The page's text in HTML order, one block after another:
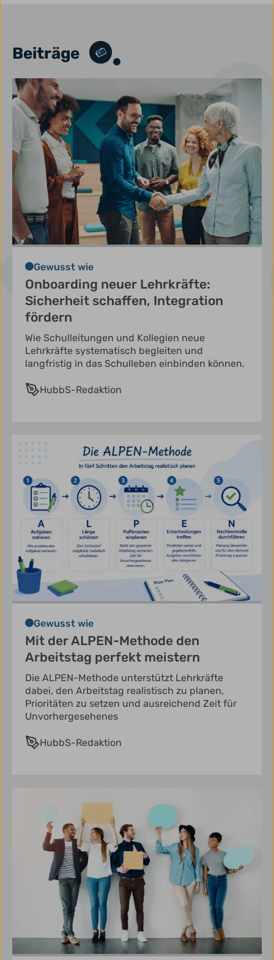
Beiträge
Gewusst wie
Onboarding neuer Lehrkräfte:
Sicherheit schaffen, Integration
fördern
Wie Schulleitungen und Kollegien neue
Lehrkräfte systematisch begleiten und
langfristig in das Schulleben einbinden können.
HubbS-Redaktion
Gewusst wie
Mit der ALPEN-Methode den
Arbeitstag perfekt meistern
Die ALPEN-Methode unterstützt Lehrkräfte
dabei, den Arbeitstag realistisch zu planen,
Prioritäten zu setzen und ausreichend Zeit für
Unvorhergesehenes
HubbS-Redaktion